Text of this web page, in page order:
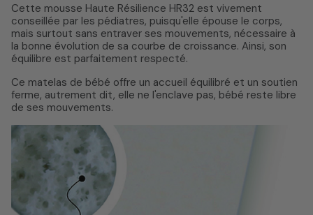
Cette mousse Haute Résilience HR32 est vivement
conseillée par les pédiatres, puisqu'elle épouse le corps,
mais surtout sans entraver ses mouvements, nécessaire à
la bonne évolution de sa courbe de croissance. Ainsi, son
équilibre est parfaitement respecté.
Ce matelas de bébé offre un accueil équilibré et un soutien
ferme, autrement dit, elle ne l'enclave pas, bébé reste libre
de ses mouvements.